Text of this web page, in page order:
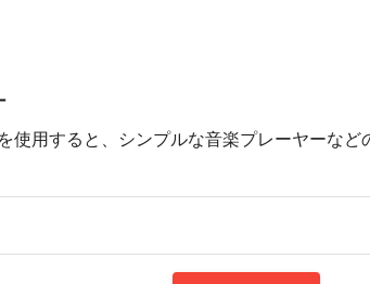
使用すると、シンプルな音楽プレーヤーなど